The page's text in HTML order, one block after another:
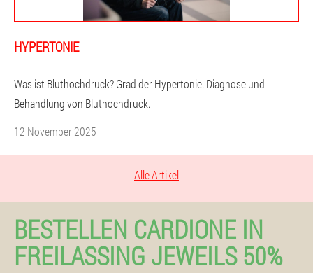
HYPERTONIE
Was ist Bluthochdruck? Grad der Hypertonie. Diagnose und
Behandlung von Bluthochdruck.
12 November 2025
Alle Artikel
BESTELLEN CARDIONE IN
FREILASSING JEWEILS 50%